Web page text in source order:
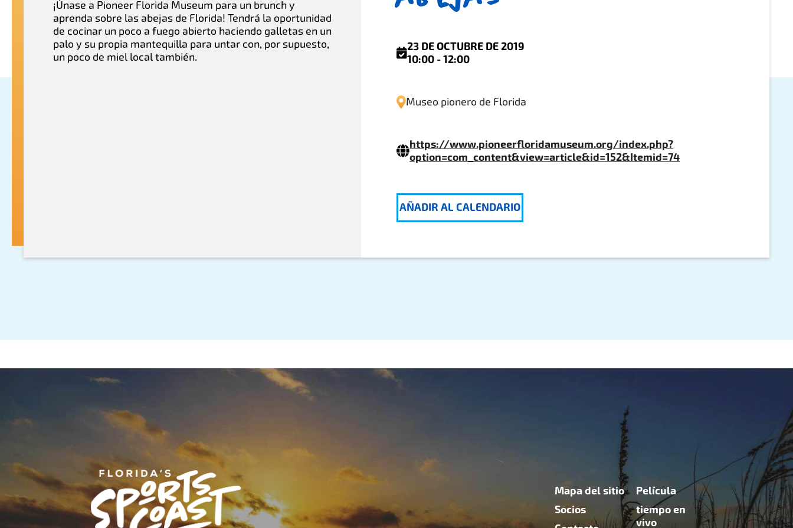
¡Únase a Pioneer Florida Museum para un brunch y
aprenda sobre las abejas de Florida! Tendrá la oportunidad
de cocinar un poco a fuego abierto haciendo galletas en un
palo y su propia mantequilla para untar con, por supuesto,
un poco de miel local también.
23 DE OCTUBRE DE 2019
10:00 - 12:00
Museo pionero de Florida
https://www.pioneerfloridamuseum.org/index.php?
option=com_content&view=article&id=152&Itemid=74
AÑADIR AL CALENDARIO
Mapa del sitio
Socios
Película
tiempo en
vivo